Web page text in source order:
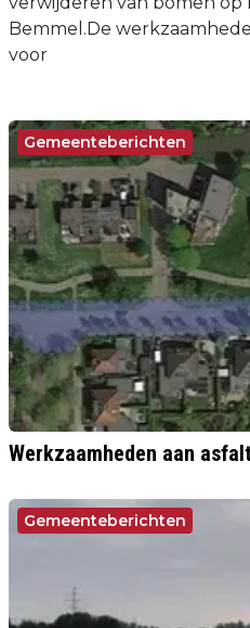
Bemmel.De
voor
Gemeenteberichten
Werkzaamheden aan
Gemeenteberichten